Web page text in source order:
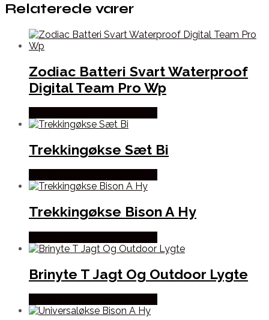
Relaterede varer
Zodiac Batteri Svart Waterproof
Digital Team Pro Wp
Trekkingøkse Sæt Bi
Trekkingøkse Bison A Hy
Brinyte T Jagt Og Outdoor Lygte